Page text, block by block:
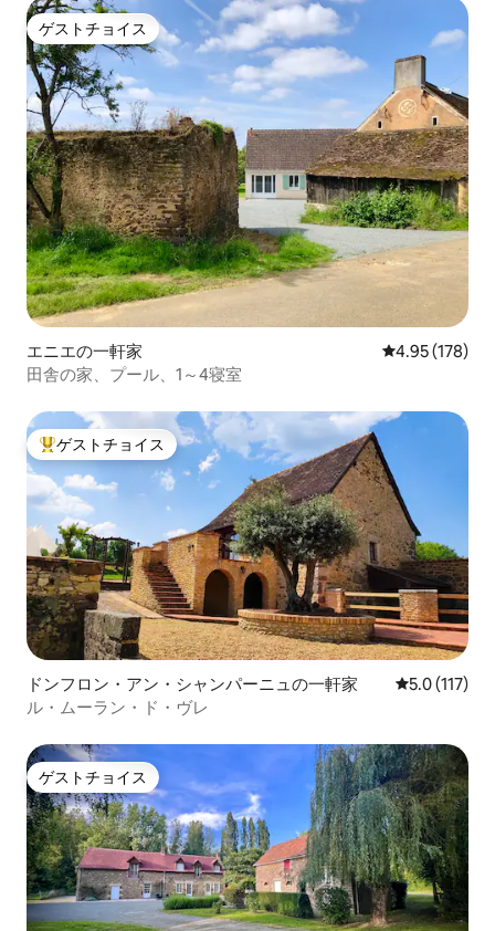
ゲストチョイス
ゲストチョイス
エニエの一軒家 レビュー178
4.95 (178)
田舎の家、プール、1～4寝室
大好評のゲストチョイスです。
ゲストチョイス
ドンフロン・アン・シャンパーニュの一軒家 レビュー117
5.0 (117)
ル・ムーラン・ド・ヴレ
ゲストチョイス
ゲストチョイス